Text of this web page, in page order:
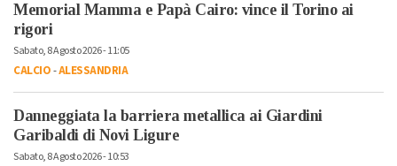
Memorial Mamma e Papà Cairo: vince il Torino ai
rigori
Sabato, 8 Agosto 2026 - 11:05
CALCIO-ALESSANDRIA
Danneggiata la barriera metallica ai Giardini
Garibaldi di Novi Ligure
Sabato, 8 Agosto 2026 - 10:53